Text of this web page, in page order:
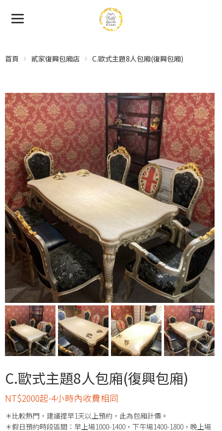
首頁 貳家復興包廂店 C.歐式主題8人包廂(復興包廂)
C.歐式主題8人包廂(復興包廂)
NT$2000起-4小時內收費相同
＊比較熱門，建議提早1天以上預約，此為包廂計價。
＊假日預約時段區間：早上場1000-1400，下午場1400-1800，晚上場